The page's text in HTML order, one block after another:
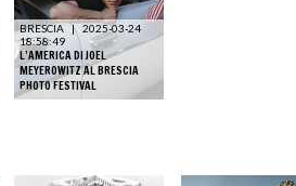
BRESCIA | 2025-03-24
18:58:49
L’AMERICA DI JOEL
MEYEROWITZ AL BRESCIA
PHOTO FESTIVAL